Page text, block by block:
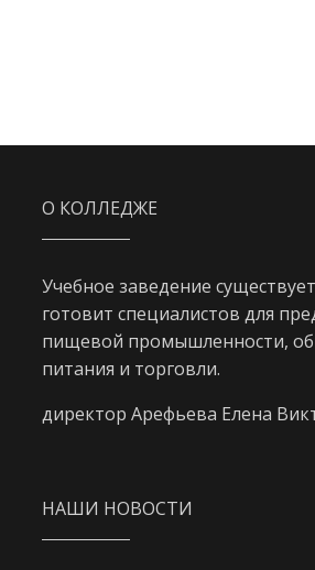
О КОЛЛЕДЖЕ
Учебное заведение
готовит специалистов для
пищевой промышленности,
питания и торговли.
директор Арефьева Елена
НАШИ НОВОСТИ